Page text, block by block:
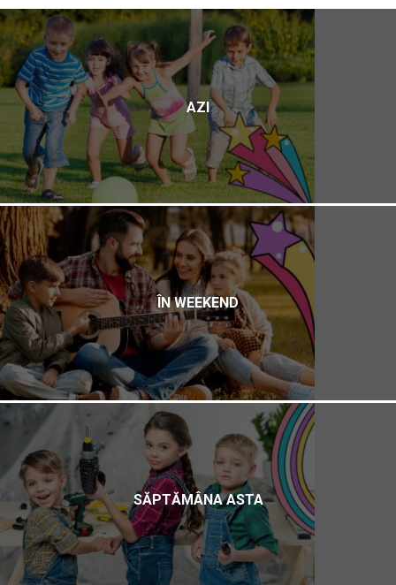
AZI
ÎN WEEKEND
SĂPTĂMÂNA ASTA